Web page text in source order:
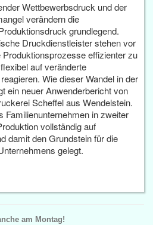
Wettbewerbsdruck und der
verändern die
grundlegend.
Druckdienstleister stehen vor
effizienter zu
auf veränderte
Wie dieser Wandel in der
ein neuer Anwenderbericht von
Scheffel aus Wendelstein.
Familienunternehmen in zweiter
vollständig auf
damit den Grundstein für die
gelegt.
am Montag!